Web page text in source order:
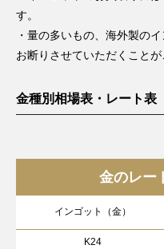
す。
・量の多いもの、海外製の
お断りさせていただくことが
金種別相場表・レート表
金のレー
インゴット（金）
K24